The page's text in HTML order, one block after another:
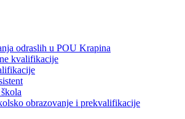
odraslih u POU Krapina
kvalifikacije
obrazovanje i prekvalifikacije